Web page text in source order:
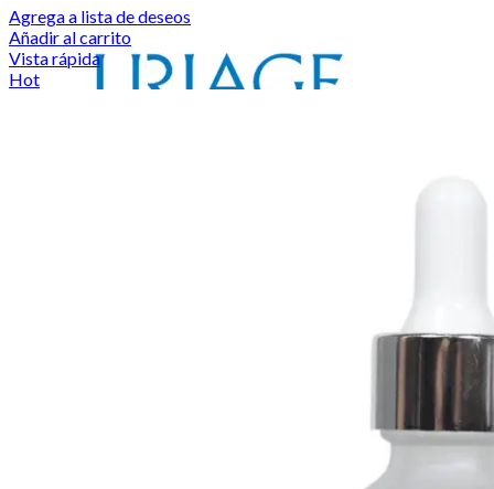
Agrega a lista de deseos
Añadir al carrito
Vista rápida
Hot